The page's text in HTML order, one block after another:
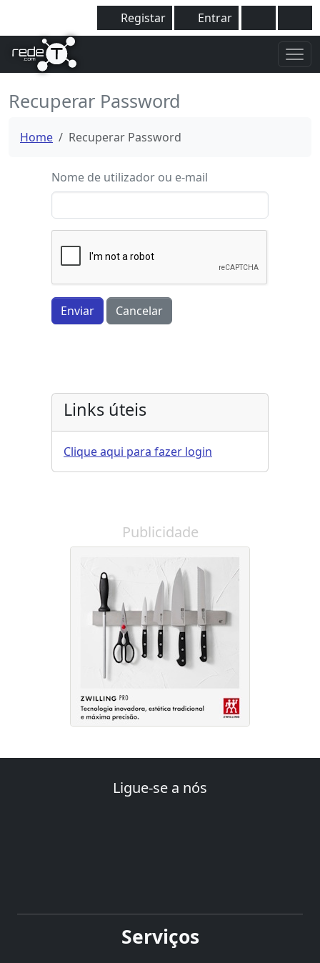
Registar Entrar
Recuperar Password
Home Recuperar Password
Nome de utilizador ou e-mail
Enviar Cancelar
Links úteis
Clique aqui para fazer login
Publicidade
Ligue-se a nós
Serviços